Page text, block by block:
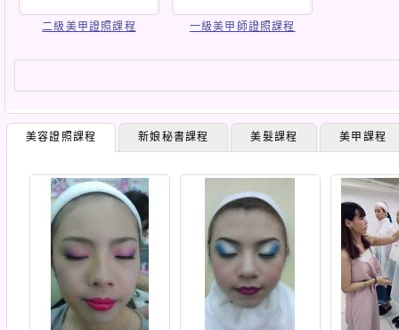
二級美甲證照課程 一級美甲師證照課程
美容證照課程 新娘秘書課程 美髮課程 美甲課程